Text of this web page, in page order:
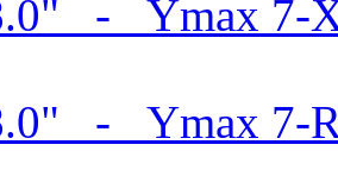
- Ymax 7-
- Ymax 7-